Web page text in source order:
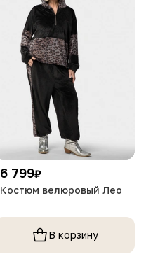
6 799₽
Костюм велюровый Лео
В корзину